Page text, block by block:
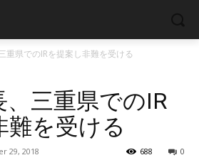
重県でのIRを提案し非難を受ける
三重県でのIR
難を受ける
29, 2018 0
688